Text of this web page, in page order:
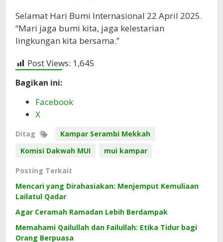
Selamat Hari Bumi Internasional 22 April 2025.
“Mari jaga bumi kita, jaga kelestarian
lingkungan kita bersama.”
Post Views: 1,645
Bagikan ini:
Facebook
X
Ditag
Kampar Serambi Mekkah
Komisi Dakwah MUI
mui kampar
Posting Terkait
Mencari yang Dirahasiakan: Menjemput Kemuliaan
Lailatul Qadar
Agar Ceramah Ramadan Lebih Berdampak
Memahami Qailullah dan Failullah: Etika Tidur bagi
Orang Berpuasa